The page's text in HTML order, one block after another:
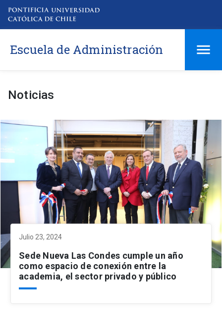
Escuela de Administración
Noticias
Julio 23, 2024
Sede Nueva Las Condes cumple un año
como espacio de conexión entre la
academia, el sector privado y público